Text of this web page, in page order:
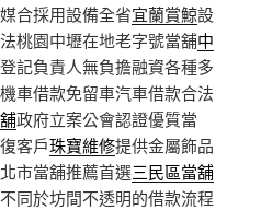
合採用設備全省宜蘭賞鯨設
桃園中壢在地老字號當舖中
記負責人無負擔融資各種多
車借款免留車汽車借款合法
政府立案公會認證優質當
客戶珠寶維修提供金屬飾品
市當舖推薦首選三民區當舖
同於坊間不透明的借款流程